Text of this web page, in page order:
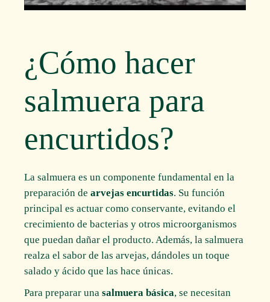
¿Cómo hacer
salmuera para
encurtidos?
La salmuera es un componente fundamental en la
preparación dearvejas encurtidas. Su función
principal es actuar como conservante, evitando el
crecimiento de bacterias y otros microorganismos
que puedan dañar el producto. Además, la salmuera
realza el sabor de las arvejas, dándoles un toque
salado y ácido que las hace únicas.
Para preparar unasalmuera básica, se necesitan